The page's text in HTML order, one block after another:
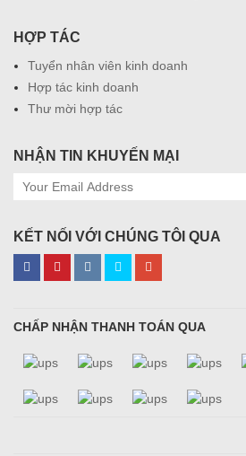
HỢP TÁC
Tuyển nhân viên kinh doanh
Hợp tác kinh doanh
Thư mời hợp tác
NHẬN TIN KHUYẾN MẠI
KẾT NỐI VỚI CHÚNG TÔI QUA
CHẤP NHẬN THANH TOÁN QUA